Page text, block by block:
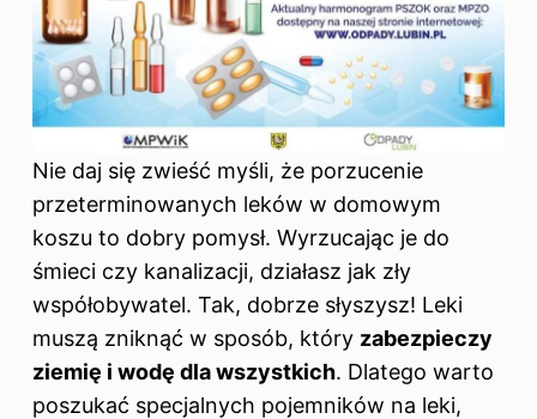
Nie daj się zwieść myśli, że porzucenie
przeterminowanych leków w domowym
koszu to dobry pomysł. Wyrzucając je do
śmieci czy kanalizacji, działasz jak zły
współobywatel. Tak, dobrze słyszysz! Leki
muszą zniknąć w sposób, który zabezpieczy
ziemię i wodę dla wszystkich. Dlatego warto
poszukać specjalnych pojemników na leki,